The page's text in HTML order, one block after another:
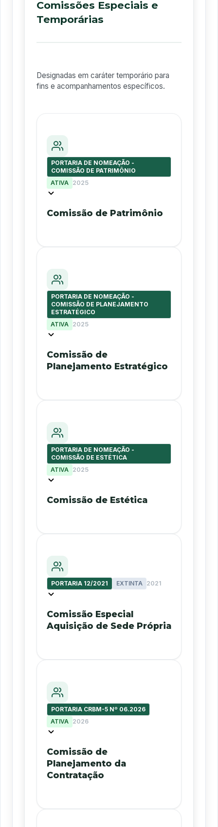
Comissões Especiais e
Temporárias
Designadas em caráter temporário para
fins e acompanhamentos específicos.
PORTARIA DE NOMEAÇÃO -
COMISSÃO DE PATRIMÔNIO
ATIVA 2025
Comissão de Patrimônio
PORTARIA DE NOMEAÇÃO -
COMISSÃO DE PLANEJAMENTO
ESTRATÉGICO
ATIVA 2025
Comissão de
Planejamento Estratégico
PORTARIA DE NOMEAÇÃO -
COMISSÃO DE ESTÉTICA
ATIVA 2025
Comissão de Estética
PORTARIA 12/2021 EXTINTA 2021
Comissão Especial
Aquisição de Sede Própria
PORTARIA CRBM-5 Nº 06.2026
ATIVA 2026
Comissão de
Planejamento da
Contratação